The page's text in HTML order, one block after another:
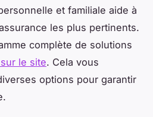
et familiale aide à
les plus pertinents.
complète de solutions
le site. Cela vous
options pour garantir